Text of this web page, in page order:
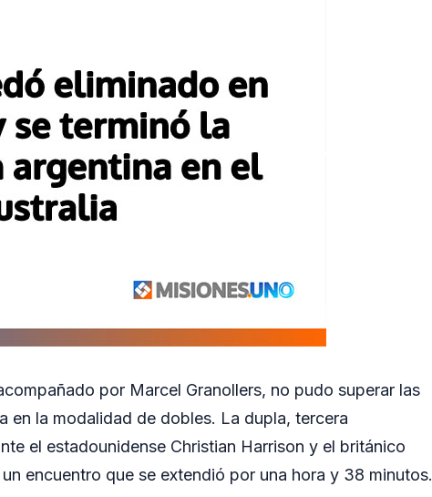
por Marcel Granollers, no pudo superar las
en la modalidad de dobles. La dupla, tercera
el estadounidense Christian Harrison y el británico
encuentro que se extendió por una hora y 38 minutos.